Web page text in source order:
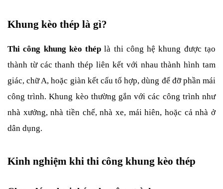
Khung kèo thép là gì?
Thi công khung kèo thép là thi công hệ khung được tạo
thành từ các thanh thép liên kết với nhau thành hình tam
giác, chữ A, hoặc giàn kết cấu tổ hợp, dùng để đỡ phần mái
công trình. Khung kèo thường gắn với các công trình như
nhà xưởng, nhà tiền chế, nhà xe, mái hiên, hoặc cả nhà ở
dân dụng.
Kinh nghiệm khi thi công khung kèo thép